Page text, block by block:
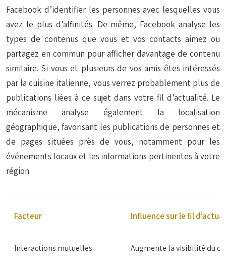
Facebook d’identifier les personnes avec lesquelles vous
avez le plus d’affinités. De même, Facebook analyse les
types de contenus que vous et vos contacts aimez ou
partagez en commun pour afficher davantage de contenu
similaire. Si vous et plusieurs de vos amis êtes intéressés
par la cuisine italienne, vous verrez probablement plus de
publications liées à ce sujet dans votre fil d’actualité. Le
mécanisme analyse également la localisation
géographique, favorisant les publications de personnes et
de pages situées près de vous, notamment pour les
événements locaux et les informations pertinentes à votre
région.
Facteur Influence sur le fil
Interactions mutuelles Augmente la visibilité du